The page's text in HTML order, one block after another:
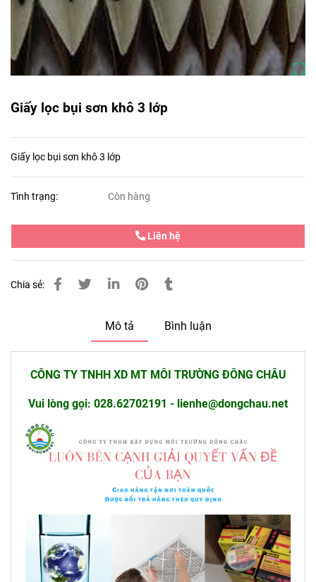
Giấy lọc bụi sơn khô 3 lớp
Giấy lọc bụi sơn khô 3 lớp
Tình trạng: Còn hàng
Liên hệ
Chia sẻ:
Mô tả Bình luận
CÔNG TY TNHH XD MT MÔI TRƯỜNG ĐÔNG CHÂU
Vui lòng gọi: 028.62702191 - lienhe@dongchau.net